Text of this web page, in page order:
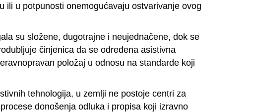
ili u potpunosti onemogućavaju ostvarivanje ovog
su složene, dugotrajne i neujednačene, dok se
činjenica da se određena asistivna
položaj u odnosu na standarde koji
tehnologija, u zemlji ne postoje centri za
donošenja odluka i propisa koji izravno